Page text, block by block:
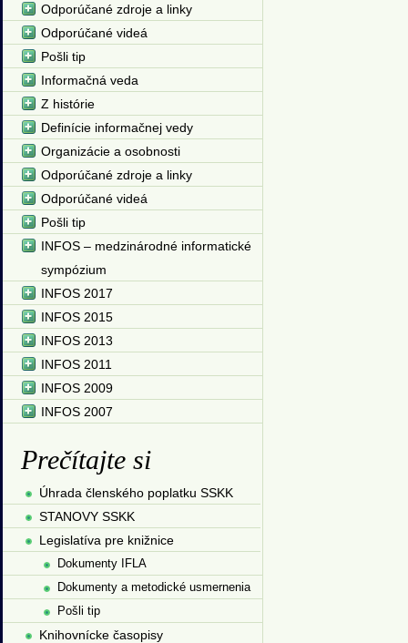
Odporúčané zdroje a linky
Odporúčané videá
Pošli tip
Informačná veda
Z histórie
Definície informačnej vedy
Organizácie a osobnosti
Odporúčané zdroje a linky
Odporúčané videá
Pošli tip
INFOS – medzinárodné informatické
sympózium
INFOS 2017
INFOS 2015
INFOS 2013
INFOS 2011
INFOS 2009
INFOS 2007
Prečítajte si
Úhrada členského poplatku SSKK
STANOVY SSKK
Legislatíva pre knižnice
Dokumenty IFLA
Dokumenty a metodické usmernenia
Pošli tip
Knihovnícke časopisy